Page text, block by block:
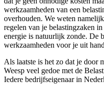
werkzaamheden van een
overhouden. We weten
regelen van je belastingzaken
energie is natuurlijk zonde. De
werkzaamheden voor je uit
Als laatste is het zo dat je door
Weesp veel gedoe met de
Iedere bedrijfseigenaar in